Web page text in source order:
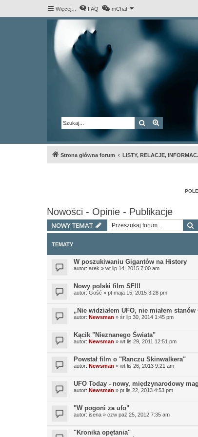
Więcej… FAQ mChat
Szukaj
Strona główna forum LISTY, RELACJE,
Nowości - Opinie - Publikacje
NOWY TEMAT
TEMATY
W poszukiwaniu Gigantów na History
autor: arek » wt lip 14, 2015 7:00 am
Nowy polski film SF!!!
autor: Gość » pt maja 15, 2015 3:28 pm
„Nie widziałem UFO, nie miałem
autor: Newsman » śr lip 30, 2014 1:45 pm
Kącik "Nieznanego Świata"
autor: Newsman » wt lis 29, 2011 12:51 pm
Powstał film o "Ranczu Skinwalkera"
autor: Newsman » wt lis 26, 2013 9:21 am
UFO Today - nowy, międzynarodowy
autor: Newsman » pt lis 22, 2013 4:53 pm
"W pogoni za ufo"
autor: isena » czw paź 25, 2012 7:35 am
"Kronika opętania"